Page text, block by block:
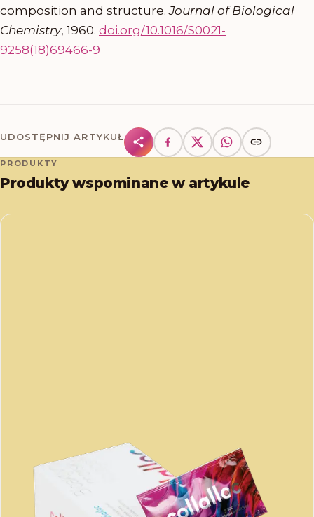
composition and structure.Journal of Biological
Chemistry, 1960. doi.org/10.1016/S0021-
9258(18)69466-9
UDOSTĘPNIJ ARTYKUŁ
PRODUKTY
Produkty wspominane w artykule